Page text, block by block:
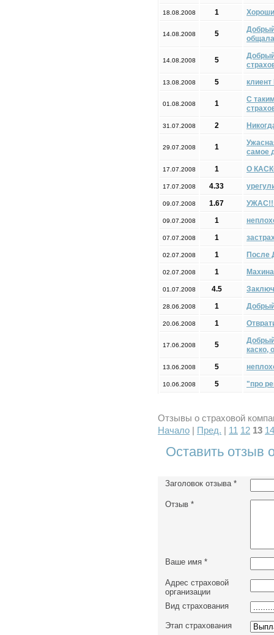
18.08.2008 1
14.08.2008 5
14.08.2008 5
13.08.2008 5
01.08.2008 1
С
31.07.2008 2
29.07.2008 1
самое
17.07.2008 1 О
17.07.2008 4.33
09.07.2008 1.67
09.07.2008 1
07.07.2008 1
02.07.2008 1 После
02.07.2008 1
01.07.2008 4.5
28.06.2008 1
20.06.2008 1
17.06.2008 5
каско,
13.06.2008 5
10.06.2008 5 "про
Отзывы о страховой
Начало
Пред. 11 12 13 14
Оставить отзыв
Заголовок отзыва *
Отзыв *
Ваше имя *
Адрес страховой
организации
Вид страхования
Этап страхования